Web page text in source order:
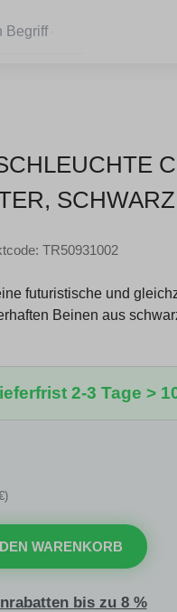
SCHWARZ
TR50931002
futuristische und
Beinen aus
2-3 Tage >
WARENKORB
bis zu 8 %